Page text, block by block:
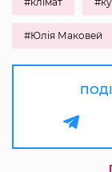
#Юлія Маковей